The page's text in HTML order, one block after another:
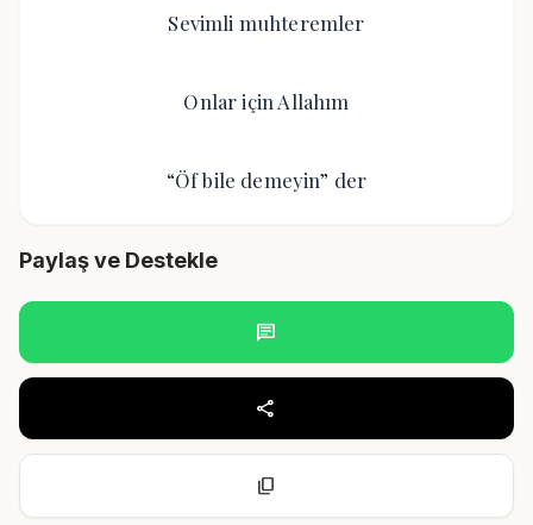
Sevimli muhteremler
Onlar için Allahım
“Öf bile demeyin” der
Paylaş ve Destekle
chat
share
content_copy